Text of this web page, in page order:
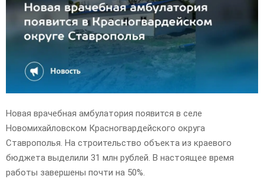
Новая врачебная амбулатория появится в селе
Новомихайловском Красногвардейского округа
Ставрополья. На строительство объекта из краевого
бюджета выделили 31 млн рублей. В настоящее время
работы завершены почти на 50%.